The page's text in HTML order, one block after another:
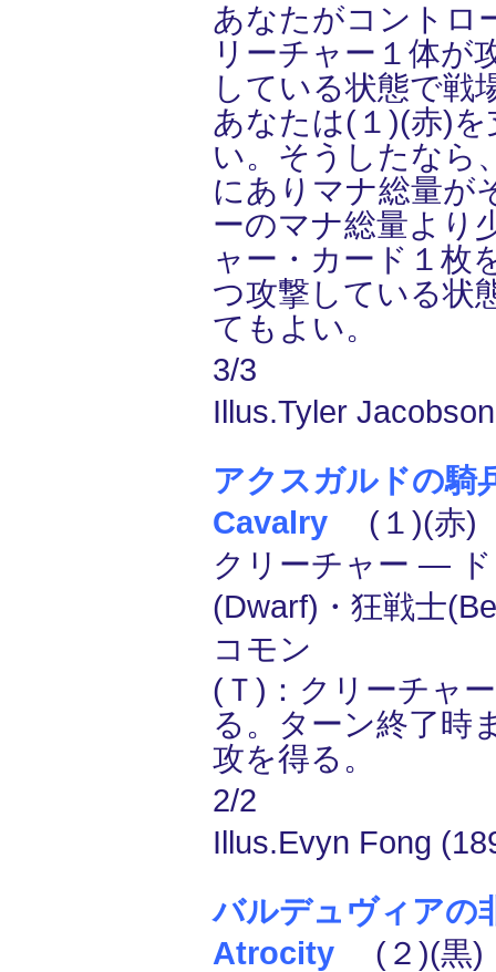
あなたがコントロ
リーチャー１体が
している状態で戦
あなたは(１)(赤)
い。そうしたなら
にありマナ総量が
ーのマナ総量より
ャー・カード１枚
つ攻撃している状
てもよい。
3/3
Illus.Tyler
アクスガルドの騎
Cavalry (１)(赤)
クリーチャー ―
(Dwarf)・狂戦士
コモン
(Ｔ)：クリーチャ
る。ターン終了時
攻を得る。
2/2
Illus.Evyn Fong
バルデュヴィアの
Atrocity (２)(黒)